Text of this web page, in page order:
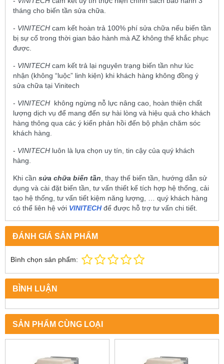
tháng cho biến tần sửa chữa.
- VINITECH cam kết hoàn trả 100% phí sửa chữa nếu biến tần
bị sự cố trong thời gian bảo hành mà AZ không thể khắc phục
được.
- VINITECH cam kết trả lại nguyên trạng biến tần như lúc
nhận (không “luộc” linh kiện) khi khách hàng không đồng ý
sửa chữa tại Vinitech
- VINITECH không ngừng nỗ lực nâng cao, hoàn thiện chất
lượng dịch vụ để mang đến sự hài lòng và hiệu quả cho khách
hàng thông qua các ý kiến phản hồi đến bộ phận chăm sóc
khách hàng.
- VINITECH luôn là lựa chọn uy tín, tin cậy của quý khách
hàng.
Khi cần sửa chữa biến tần , thay thế biến tần, hướng dẫn sử
dụng và cài đặt biến tần, tư vấn thiết kế tích hợp hệ thống, cải
tạo hệ thống, tư vấn tiết kiệm năng lượng, … quý khách hàng
có thể liên hệ với VINITECHđể được hỗ trợ tư vấn chi tiết.
ĐÁNH GIÁ SẢN PHẨM
Bình chọn sản phẩm:
BÌNH LUẬN
SẢN PHẨM CÙNG LOẠI